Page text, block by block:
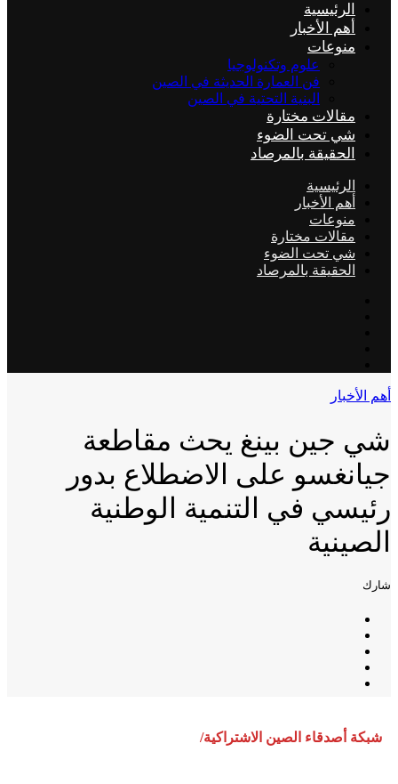
الرئيسية
أهم الأخبار
منوعات
علوم وتكنولوجيا
فن العمارة الحديثة في الصين
البنية التحتية في الصين
مقالات مختارة
شي تحت الضوء
الحقيقة بالمرصاد
الرئيسية
أهم الأخبار
منوعات
مقالات مختارة
شي تحت الضوء
الحقيقة بالمرصاد
أهم الأخبار
شي جين بينغ يحث مقاطعة
جيانغسو على الاضطلاع بدور
رئيسي في التنمية الوطنية
الصينية
شارك
شبكة أصدقاء الصين الاشتراكية/